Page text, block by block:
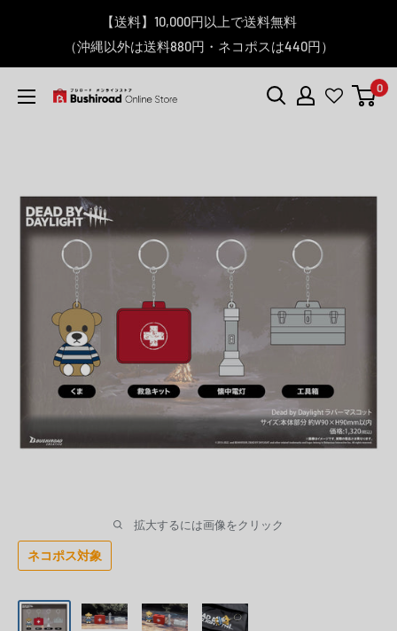
▼送料をおトクにお買物する方法をご紹介♪
【こちらをクリック】
【送料】10,000円以上で送料無料
（沖縄以外は送料880円・ネコポスは440円）
＼予約受付中！／
BanG Dream! ちゃむりぃ みに Ave Mujica 鮮美透涼 ver.販売
中！
▼「作品・ブランドから探す」で
欲しい商品を手に入れよう！
▼スムーズに商品を探すなら、
「カテゴリーから探す」を活用しよう！
▼お気に入り登録機能を活用しよう♪
【こちらをクリック】
ブ
オ
ン
ラ
ス
ト
ア
0
拡大するには画像をクリック
ネコポス対象